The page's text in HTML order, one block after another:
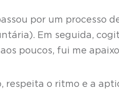
por um processo
Em seguida,
poucos, fui me
o ritmo e a